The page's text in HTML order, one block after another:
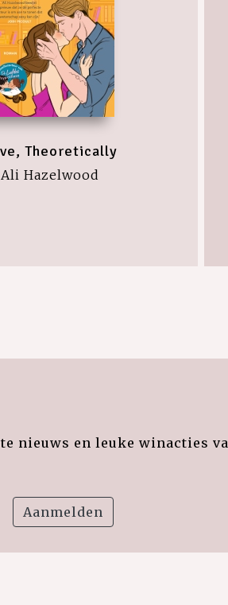
Theoretically
Ali Hazelwood
nieuws en leuke winacties
Aanmelden